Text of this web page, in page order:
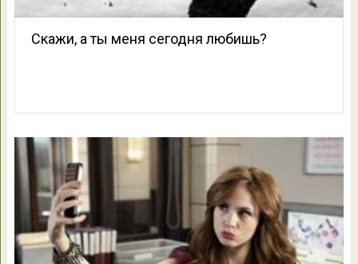
Скажи, а ты мeня сегодня любишь?